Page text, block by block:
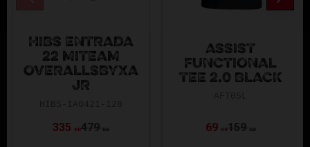
HIBS ENTRADA
22 MITEAM
OVERALLSBYXA
JR
335 KR479 KR
ASSIST
FUNCTIONAL
TEE 2.0 BLACK
69 KR159 KR